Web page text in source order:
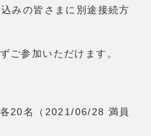
みの皆さまに別途接続方
ご参加いただけます。
20名（2021/06/28 満員